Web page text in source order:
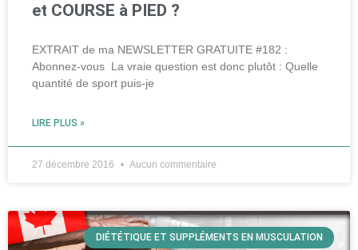
et COURSE à PIED ?
EXTRAIT de ma NEWSLETTER GRATUITE #182 :
Abonnez-vous La vraie question est donc plutôt : Quelle
quantité de sport puis-je
LIRE PLUS »
27 décembre 2016 Aucun commentaire
DIÉTÉTIQUE ET SUPPLÉMENTS EN MUSCULATION